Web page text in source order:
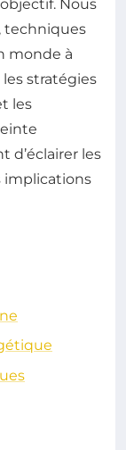
Nous
techniques
monde à
stratégies
les
d’éclairer les
implications